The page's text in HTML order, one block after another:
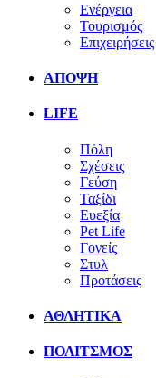
Ενέργεια
Τουρισμός
Επιχειρήσεις
ΑΠΟΨΗ
LIFE
Πόλη
Σχέσεις
Γεύση
Ταξίδι
Ευεξία
Pet Life
Γονείς
Στυλ
Προτάσεις
ΑΘΛΗΤΙΚΑ
ΠΟΛΙΤΣΜΟΣ